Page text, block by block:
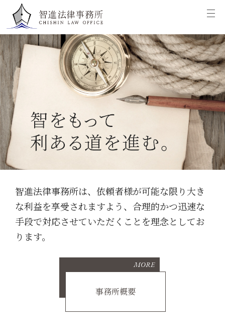
智進法律事務所は、依頼者様が可能な限り大き
な利益を享受されますよう、合理的かつ迅速な
手段で対応させていただくことを理念としてお
ります。
MORE
事務所概要